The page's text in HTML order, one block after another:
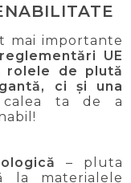
mai importante
UE
rolele de plută
ci și una
calea ta de a
– pluta
la materialele